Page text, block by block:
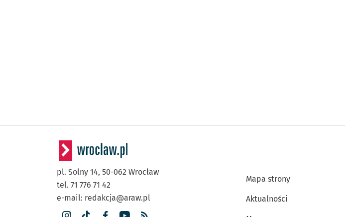
pl. Solny 14, 50-062 Wrocław
tel. 71 776 71 42
e-mail: redakcja@araw.pl
Mapa strony
Aktualności